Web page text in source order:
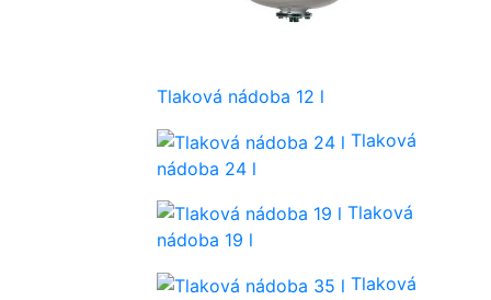
Tlaková nádoba 12 l
Tlaková
nádoba 24 l
Tlaková
nádoba 19 l
Tlaková